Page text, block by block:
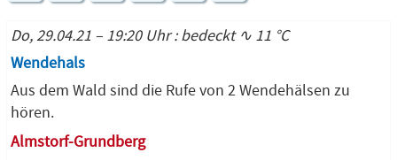
Do, 29.04.21 – 19:20 Uhr : bedeckt ∿ 11 °C
Wendehals
Aus dem Wald sind die Rufe von 2 Wendehälsen zu
hören.
Almstorf-Grundberg